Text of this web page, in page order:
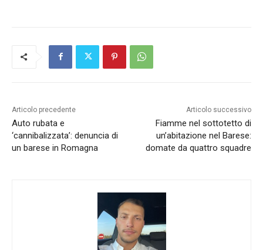
Articolo precedente
Auto rubata e
‘cannibalizzata’: denuncia di
un barese in Romagna
Articolo successivo
Fiamme nel sottotetto di
un’abitazione nel Barese:
domate da quattro squadre